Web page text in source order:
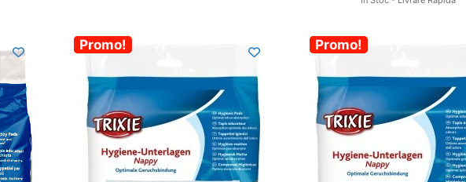
-30%
Promo! -30%
Promo!